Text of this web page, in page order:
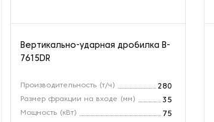
Вертикально-ударная дробилка B-
7615DR
Производительность (т/ч)
280
Размер фракции на входе (мм)
35
Мощность (кВт)
75